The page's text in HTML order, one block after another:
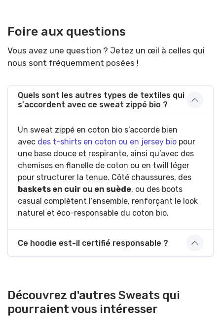
Foire aux questions
Vous avez une question ? Jetez un œil à celles qui
nous sont fréquemment posées !
Quels sont les autres types de textiles qui
s'accordent avec ce sweat zippé bio ?
Un sweat zippé en coton bio s’accorde bien
avec des t-shirts en coton ou en jersey bio pour
une base douce et respirante, ainsi qu’avec des
chemises en flanelle de coton ou en twill léger
pour structurer la tenue. Côté chaussures, des
baskets en cuir ou en suède, ou des boots
casual complètent l’ensemble, renforçant le look
naturel et éco-responsable du coton bio.
Ce hoodie est-il certifié responsable ?
Découvrez d'autres Sweats qui
pourraient vous intéresser